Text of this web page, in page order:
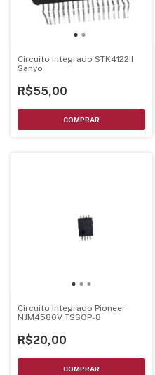
Circuito Integrado STK4122II
Sanyo
R$55,00
Circuito Integrado Pioneer
NJM4580V TSSOP-8
R$20,00